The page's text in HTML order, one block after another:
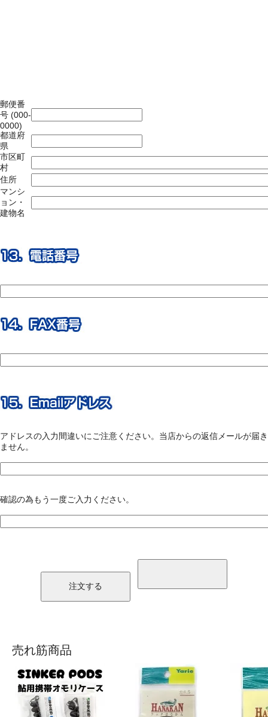
郵便番
号 (000-
0000)
都道府
県
市区町
村
住所
マンシ
ョン・
建物名
アドレスの入力間違いにご注意ください。当店からの返信メールが届き
ません。
確認の為もう一度ご入力ください。
売れ筋商品